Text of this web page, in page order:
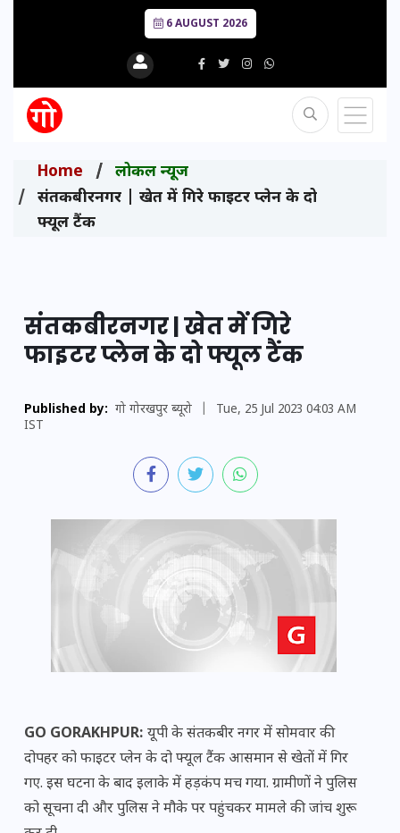
6 AUGUST 2026
Home
लोकल न्यूज
संतकबीरनगर | खेत में गिरे फाइटर प्लेन के दो
फ्यूल टैंक
संतकबीरनगर | खेत में गिरे
फाइटर प्लेन के दो फ्यूल टैंक
Published by: गो गोरखपुर ब्यूरो
Tue, 25 Jul 2023 04:03 AM
IST
GO GORAKHPUR: यूपी के संतकबीर नगर में सोमवार की
दोपहर को फाइटर प्लेन के दो फ्यूल टैंक आसमान से खेतों में गिर
गए. इस घटना के बाद इलाके में हड़कंप मच गया. ग्रामीणों ने पुलिस
को सूचना दी और पुलिस ने मौके पर पहुंचकर मामले की जांच शुरू